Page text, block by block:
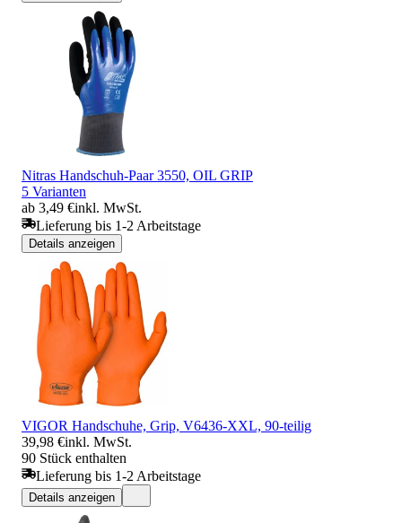
Nitras Handschuh-Paar 3550, OIL GRIP
5 Varianten
ab 3,49 €inkl. MwSt.
Lieferung bis 1-2 Arbeitstage
Details anzeigen
VIGOR Handschuhe, Grip, V6436-XXL, 90-teilig
39,98 €inkl. MwSt.
90 Stück enthalten
Lieferung bis 1-2 Arbeitstage
Details anzeigen